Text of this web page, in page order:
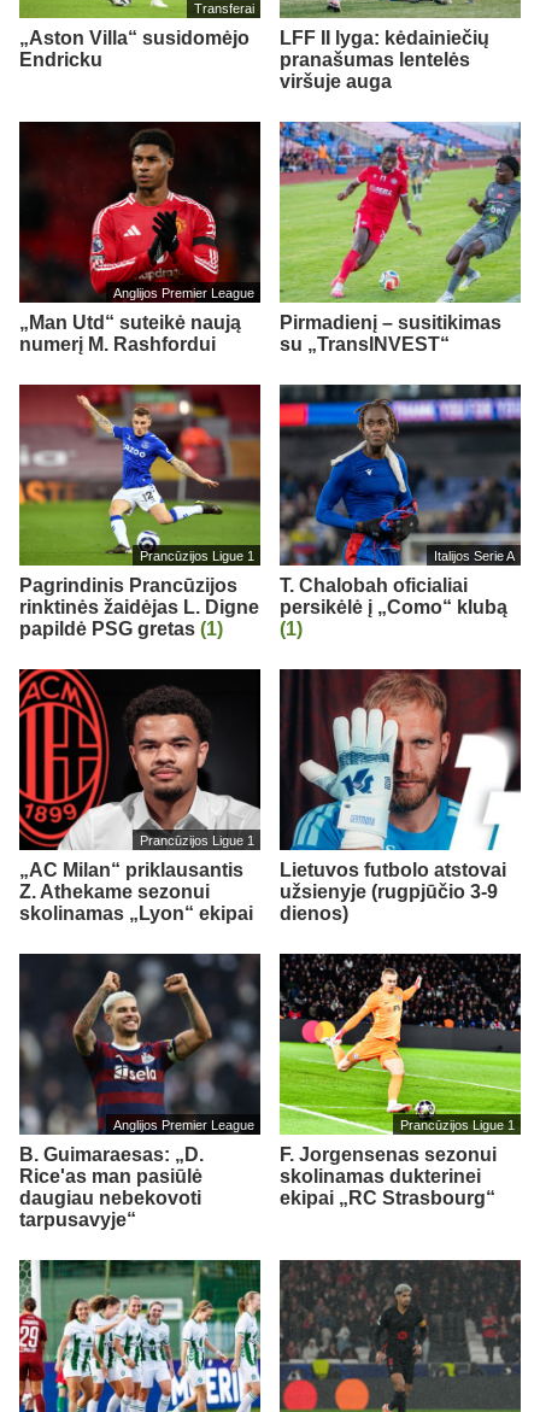
Transferai
„Aston Villa“ susidomėjo
Endricku
LFF II lyga: kėdainiečių
pranašumas lentelės
viršuje auga
Anglijos Premier League
„Man Utd“ suteikė naują
numerį M. Rashfordui
Pirmadienį – susitikimas
su „TransINVEST“
Prancūzijos Ligue 1
Pagrindinis Prancūzijos
rinktinės žaidėjas L. Digne
papildė PSG gretas (1)
Italijos Serie A
T. Chalobah oficialiai
persikėlė į „Como“ klubą
(1)
Prancūzijos Ligue 1
„AC Milan“ priklausantis
Z. Athekame sezonui
skolinamas „Lyon“ ekipai
Lietuvos futbolo atstovai
užsienyje (rugpjūčio 3-9
dienos)
Anglijos Premier League
B. Guimaraesas: „D.
Rice'as man pasiūlė
daugiau nebekovoti
tarpusavyje“
Prancūzijos Ligue 1
F. Jorgensenas sezonui
skolinamas dukterinei
ekipai „RC Strasbourg“